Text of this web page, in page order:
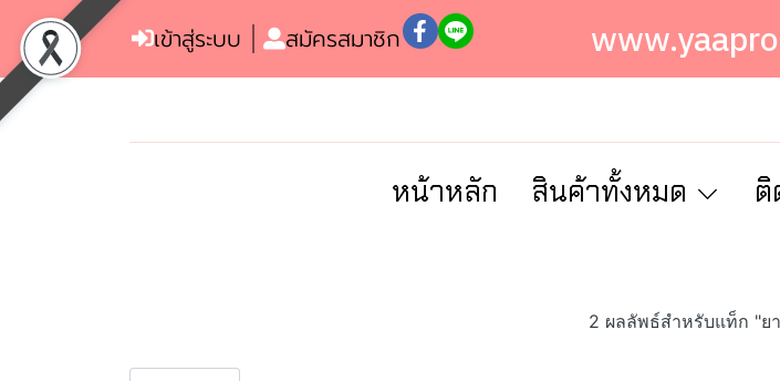
เข้าสู่ระบบ สมัครสมาชิก
หน้าหลัก สินค้าทั้งหมด
2 ผลลัพธ์สำหรับแท็ก "ย